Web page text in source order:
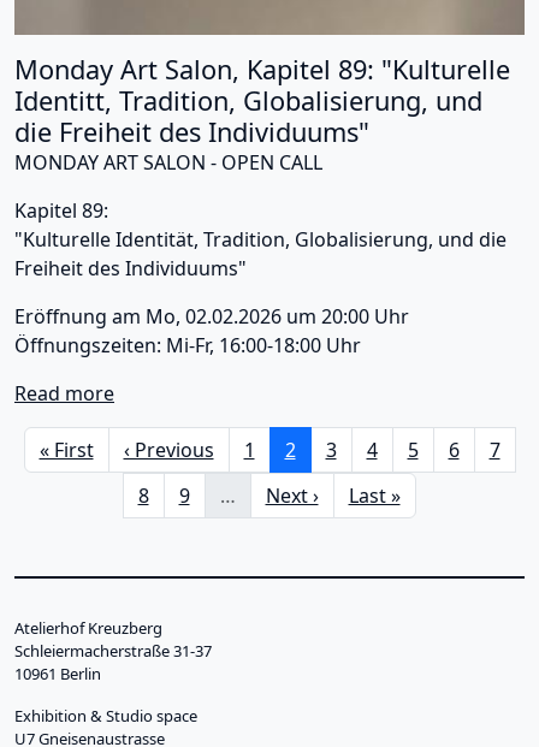
Upcoming
Archive
About
Atelierhof Kreuzberg
Schleiermacherstraße 31-37
10961 Berlin
Exhibition & Studio space
U7 Gneisenaustrasse
Monday Art Salon, Kapitel 89: "Kulturelle
Identitt, Tradition, Globalisierung, und
die Freiheit des Individuums"
MONDAY ART SALON - OPEN CALL
Kapitel 89:
"Kulturelle Identität, Tradition, Globalisierung, und die
Freiheit des Individuums"
Eröffnung am Mo, 02.02.2026 um 20:00 Uhr
Öffnungszeiten: Mi-Fr, 16:00-18:00 Uhr
Read moreabout Monday Art Salon, Kapitel 89:
Pagination
First page
« First Previous page
‹ Previous Page
1 Current page
2 Page
3 Page
4 Page
5 Page
6 Page
7
Page
8 Page
9 … Next page
Next › Last page
Last »